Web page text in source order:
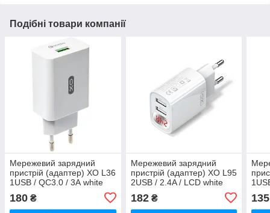
Подібні товари компанії
Мережевий зарядний
пристрій (адаптер) XO L36
1USB / QC3.0 / 3А white
180 ₴
Мережевий зарядний
пристрій (адаптер) XO L95
2USB / 2.4A / LCD white
182₴ 135